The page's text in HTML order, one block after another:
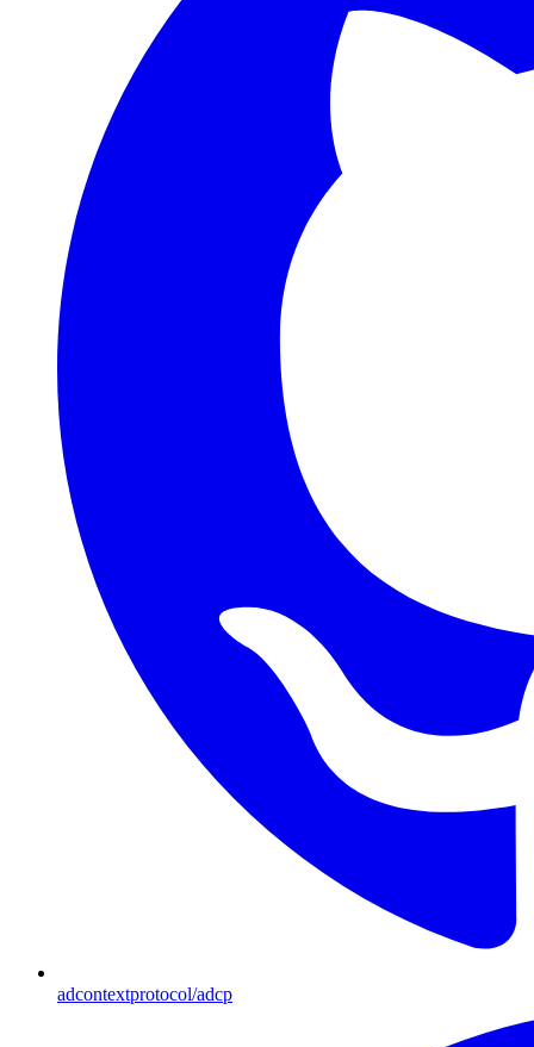
adcontextprotocol/adcp